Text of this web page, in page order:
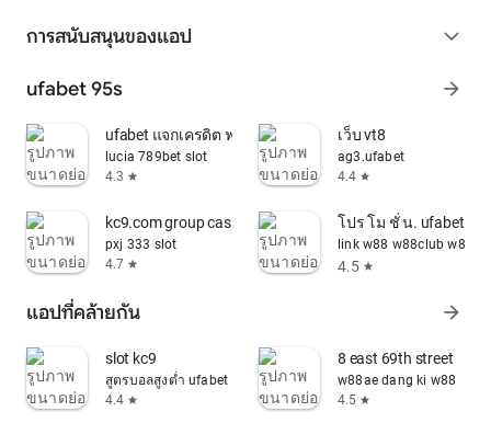
การสนับสนุนของแอป expand_more
ufabet 95s arrow_forward
ufabet แจกเครดิต ฟรี
lucia 789bet slot
4.3 star
เว็บ vt8
ag3.ufabet
4.4 star
kc9.com group casino
pxj 333 slot
4.7 star
โปร โม ชั่ น. ufabet
link w88 w88club w88
4.5 star
แอปที่คล้ายกัน arrow_forward
slot kc9
สูตรบอลสูงต่ำ ufabet
4.4 star
8 east 69th street
w88ae dang ki w88
4.5 star